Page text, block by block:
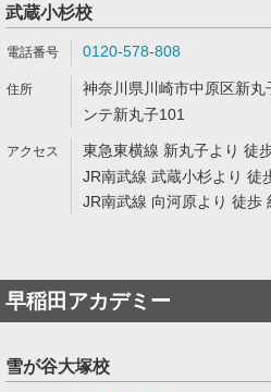
武蔵小杉校
0120-578-808
神奈川県川崎市中原区新
ンテ新丸子101
東急東横線 新丸子より 徒
JR南武線 武蔵小杉より 徒
JR南武線 向河原より 徒歩
早稲田アカデミー
雪が谷大塚校